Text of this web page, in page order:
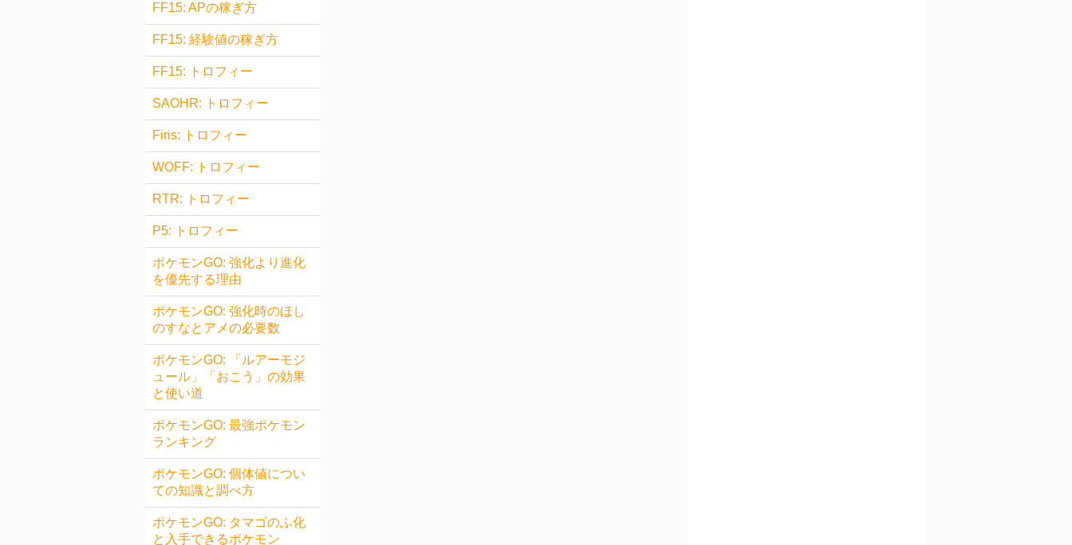
FF15: APの稼ぎ方
FF15: 経験値の稼ぎ方
FF15: トロフィー
SAOHR: トロフィー
Firis: トロフィー
WOFF: トロフィー
RTR: トロフィー
P5: トロフィー
ポケモンGO: 強化より進化
を優先する理由
ポケモンGO: 強化時のほし
のすなとアメの必要数
ポケモンGO: 「ルアーモジ
ュール」「おこう」の効果
と使い道
ポケモンGO: 最強ポケモン
ランキング
ポケモンGO: 個体値につい
ての知識と調べ方
ポケモンGO: タマゴのふ化
と入手できるポケモン